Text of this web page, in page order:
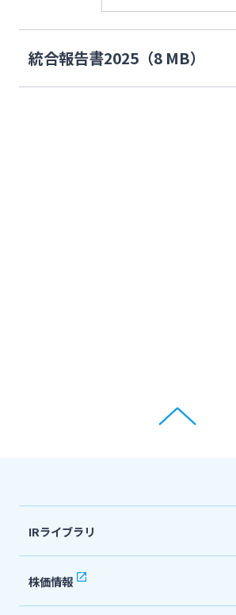
統合報告書2025（8 MB）
IRライブラリ
決算短信
有価証券報告書・四半期報告書
株価情報